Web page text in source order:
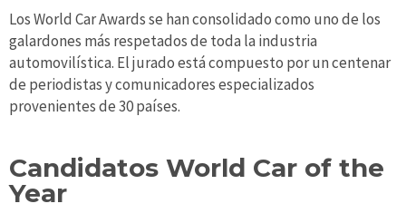
Los World Car Awards se han consolidado como uno de los
galardones más respetados de toda la industria
automovilística. El jurado está compuesto por un centenar
de periodistas y comunicadores especializados
provenientes de 30 países.
Candidatos World Car of the
Year